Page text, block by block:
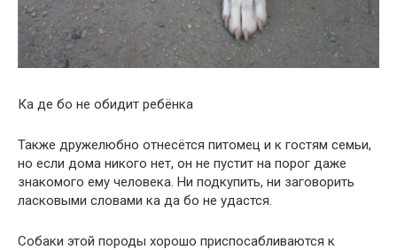
Ка де бо не обидит ребёнка
Также дружелюбно отнесётся питомец и к гостям семьи,
но если дома никого нет, он не пустит на порог даже
знакомого ему человека. Ни подкупить, ни заговорить
ласковыми словами ка да бо не удастся.
Собаки этой породы хорошо приспосабливаются к